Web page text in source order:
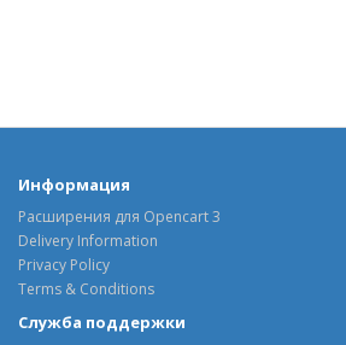
Информация
Расширения для Opencart 3
Delivery Information
Privacy Policy
Terms & Conditions
Служба поддержки